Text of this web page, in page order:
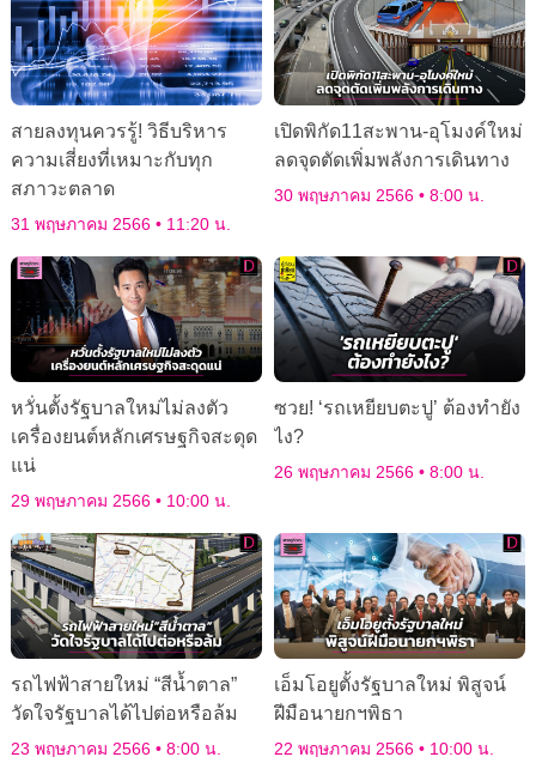
สายลงทุนควรรู้! วิธีบริหาร
ความเสี่ยงที่เหมาะกับทุก
สภาวะตลาด
31 พฤษภาคม 2566 11:20 น.
เปิดพิกัด11สะพาน-อุโมงค์ใหม่
ลดจุดตัดเพิ่มพลังการเดินทาง
30 พฤษภาคม 2566 8:00 น.
หวั่นตั้งรัฐบาลใหม่ไม่ลงตัว
เครื่องยนต์หลักเศรษฐกิจสะดุด
แน่
29 พฤษภาคม 2566 10:00 น.
ซวย! ‘รถเหยียบตะปู’ ต้องทำยัง
ไง?
26 พฤษภาคม 2566 8:00 น.
รถไฟฟ้าสายใหม่ “สีน้ำตาล”
วัดใจรัฐบาลได้ไปต่อหรือล้ม
23 พฤษภาคม 2566 8:00 น.
เอ็มโอยูตั้งรัฐบาลใหม่ พิสูจน์
ฝีมือนายกฯพิธา
22 พฤษภาคม 2566 10:00 น.